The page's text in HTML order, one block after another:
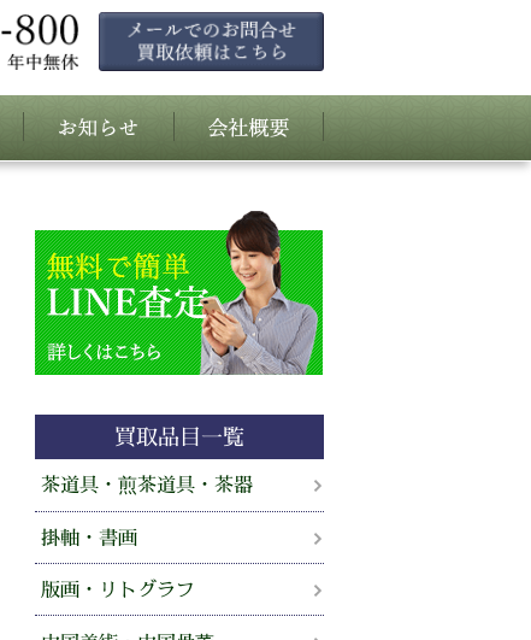
買取品目一覧
茶道具・煎茶道具・茶器
掛軸・書画
版画・リトグラフ